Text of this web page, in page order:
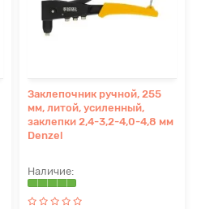
Заклепочник ручной, 255
мм, литой, усиленный,
заклепки 2,4-3,2-4,0-4,8 мм
Denzel